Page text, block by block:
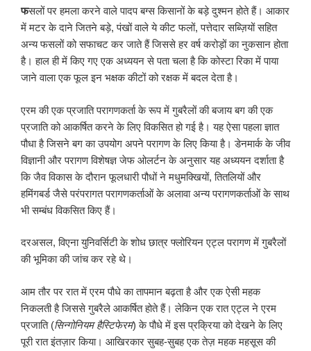
फसलों पर हमला करने वाले पादप बग्स किसानों के बड़े दुश्मन होते हैं। आकार
में मटर के दाने जितने बड़े, पंखों वाले ये कीट फलों, पत्तेदार सब्ज़ियों सहित
अन्य फसलों को सफाचट कर जाते हैं जिससे हर वर्ष करोड़ों का नुकसान होता
है। हाल ही में किए गए एक अध्ययन से पता चला है कि कोस्टा रिका में पाया
जाने वाला एक फूल इन भक्षक कीटों को रक्षक में बदल देता है।
एरम की एक प्रजाति परागणकर्ता के रूप में गुबरैलों की बजाय बग की एक
प्रजाति को आकर्षित करने के लिए विकसित हो गई है। यह ऐसा पहला ज्ञात
पौधा है जिसने बग का उपयोग अपने परागण के लिए किया है। डेनमार्क के जीव
विज्ञानी और परागण विशेषज्ञ जेफ ओलर्टन के अनुसार यह अध्ययन दर्शाता है
कि जैव विकास के दौरान फूलधारी पौधों ने मधुमक्खियों, तितलियों और
हमिंगबर्ड जैसे परंपरागत परागणकर्ताओं के अलावा अन्य परागणकर्ताओं के साथ
भी सम्बंध विकसित किए हैं।
दरअसल, विएना युनिवर्सिटी के शोध छात्र फ्लोरियन एट्ल परागण में गुबरैलों
की भूमिका की जांच कर रहे थे।
आम तौर पर रात में एरम पौधे का तापमान बढ़ता है और एक ऐसी महक
निकलती है जिससे गुबरैले आकर्षित होते हैं। लेकिन एक रात एट्ल ने एरम
प्रजाति (सिन्गोनियम हैस्टिफेरम) के पौधे में इस प्रक्रिया को देखने के लिए
पूरी रात इंतज़ार किया। आखिरकार सुबह-सुबह एक तेज़ महक महसूस की